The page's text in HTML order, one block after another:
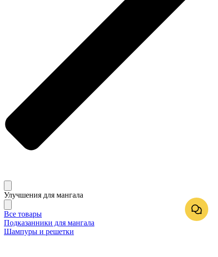
Улучшения для мангала
Все товары
Подказанники для мангала
Шампуры и решетки